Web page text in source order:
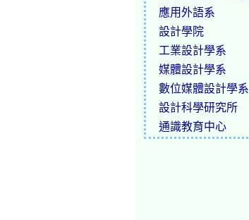
應用外語系
設計學院
工業設計學系
媒體設計學系
數位媒體設計學系
設計科學研究所
通識教育中心